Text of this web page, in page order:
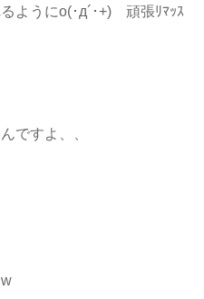
ようにo(･д´･+)ゞ頑張ﾘﾏｯｽ
ですよ、、